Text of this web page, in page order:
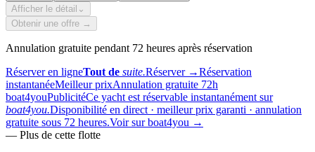
Afficher le détail ⌄
Obtenir une offre →
Annulation gratuite pendant 72 heures après réservation
Réserver en ligneTout de suite.Réserver →Réservation
instantanéeMeilleur prixAnnulation gratuite 72h
boat4youPublicitéCe yacht est réservable instantanément sur
boat4you.Disponibilité en direct · meilleur prix garanti · annulation
gratuite sous 72 heures.Voir sur boat4you →
— Plus de cette flotte